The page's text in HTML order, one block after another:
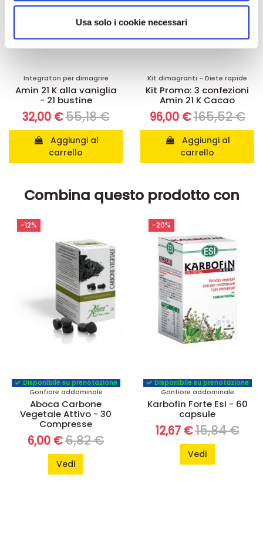
analizzare il nostro traffico. Condividiamo inoltre
informazioni sul modo in cui utilizza il nostro sito con i
nostri partner che si occupano di analisi dei dati web,
pubblicità e social media, i quali potrebbero combinarle
raccolto dal suo utilizzo dei loro servizi.
Usa solo i cookie necessari
Integratori per dimagrire
Amin 21 K alla vaniglia
- 21 bustine
32,00 €55,18 €
carrello
Kit dimagranti - Diete rapide
Kit Promo: 3 confezioni
Amin 21 K Cacao
96,00 €165,52 €
carrello
Combina questo prodotto con
Disponibile su prenotazione
Gonfiore addominale
Aboca Carbone
Vegetale Attivo - 30
Compresse
6,00 €6,82 €
Vedi
-12%
Disponibile su prenotazione
Gonfiore addominale
Karbofin Forte Esi - 60
capsule
12,67 €15,84 €
Vedi
-20%